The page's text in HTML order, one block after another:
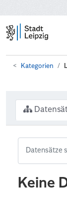
Kategorien
Keine